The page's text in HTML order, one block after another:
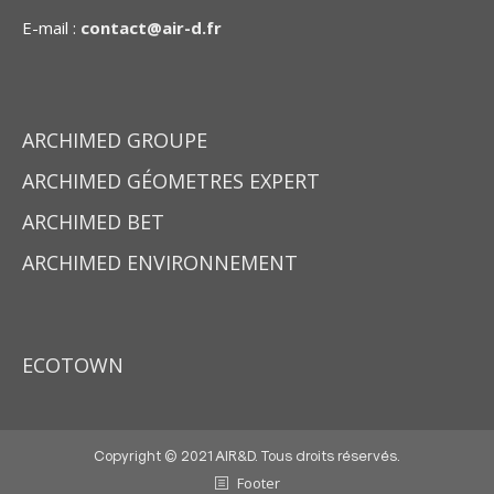
E-mail : contact@air-d.fr
ARCHIMED GROUPE
ARCHIMED GÉOMETRES EXPERT
ARCHIMED BET
ARCHIMED ENVIRONNEMENT
ECOTOWN
Copyright © 2021 AIR&D. Tous droits réservés.
Footer